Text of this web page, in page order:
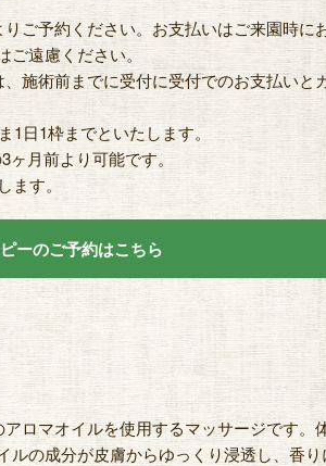
ご予約ください。お支払いはご来園時に
ご遠慮ください。
施術前までに受付に受付でのお支払いと
1日1枠までといたします。
ヶ月前より可能です。
す。
ーのご予約はこちら
ロマオイルを使用するマッサージです。
の成分が皮膚からゆっくり浸透し、香